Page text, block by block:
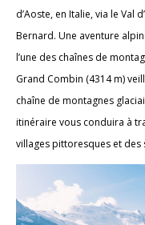
d’Aoste, en Italie, via le Val
Bernard. Une aventure
l’une des chaînes de
Grand Combin (4314 m)
chaîne de montagnes
itinéraire vous conduira à
villages pittoresques et des